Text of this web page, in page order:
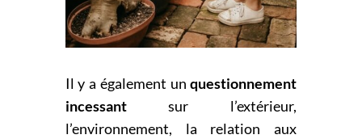
Il y a également un questionnement
incessantsur l’extérieur,
l’environnement, la relation aux